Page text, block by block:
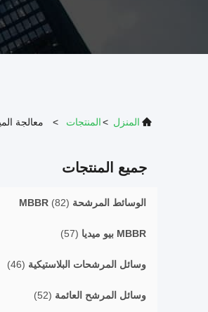
المنزل >المنتجات > معالجة
جميع المنتجات
الوسائط المرشحة MBBR (82)
MBBR بيو ميديا (57)
وسائل المرشحات البلاستيكية (46)
وسائل المرشح العائمة (52)